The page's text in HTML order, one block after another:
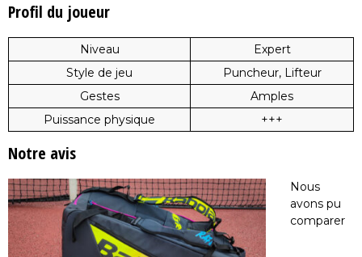
Profil du joueur
Niveau
Expert
Style de jeu
Puncheur, Lifteur
Gestes
Amples
Puissance physique
+++
Notre avis
Nous
avons pu
comparer